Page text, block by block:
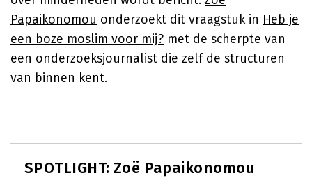
Papaikonomou onderzoekt dit vraagstuk in Heb je
een boze moslim voor mij? met de scherpte van
een onderzoeksjournalist die zelf de structuren
van binnen kent.
SPOTLIGHT: Zoë Papaikonomou